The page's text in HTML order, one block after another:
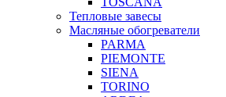
Тепловые завесы
Масляные обогреватели
PARMA
PIEMONTE
SIENA
TORINO